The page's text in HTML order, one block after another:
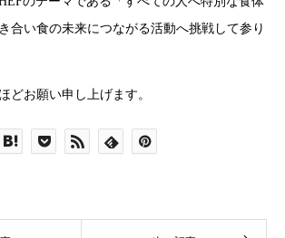
合い食の未来につながる活動へ挑戦して参り
どお願い申し上げます。